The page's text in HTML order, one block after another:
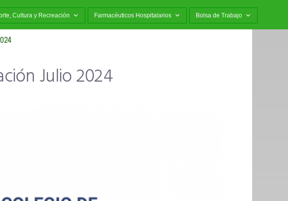
Cultura y Recreación Farmacéuticos Hospitalarios Bolsa de Trabajo
Julio 2024